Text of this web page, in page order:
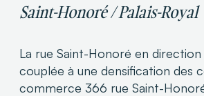
Saint-Honoré / Palais-Royal
La rue Saint-Honoré en
couplée à une densification des
commerce 366 rue Saint-